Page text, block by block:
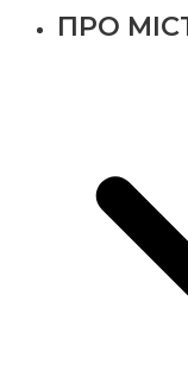
ПРО